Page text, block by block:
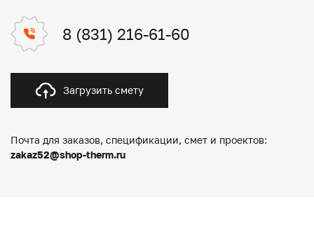
8 (831) 216-61-60
Загрузить смету
Почта для заказов, спецификации, смет и проектов:
zakaz52@shop-therm.ru